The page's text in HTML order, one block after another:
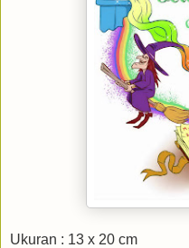
Ukuran : 13 x 20 cm